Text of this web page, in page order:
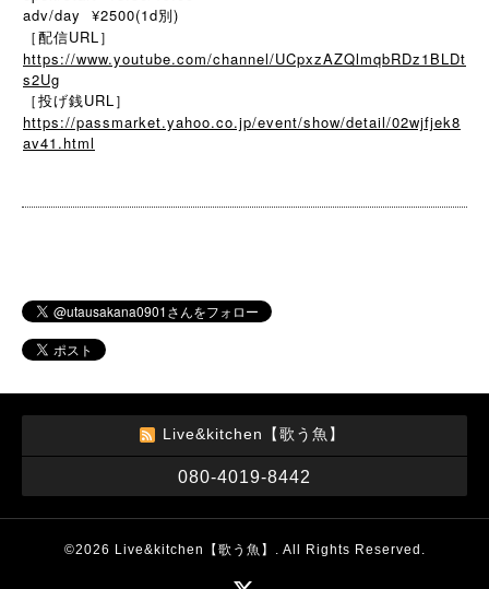
adv/day ¥2500(1d別)
［配信URL］
https://www.youtube.com/channel/UCpxzAZQlmqbRDz1BLDt
s2Ug
［投げ銭URL］
https://passmarket.yahoo.co.jp/event/show/detail/02wjfjek8
av41.html
Live&kitchen【歌う魚】
080-4019-8442
©2026 Live&kitchen【歌う魚】 . All Rights Reserved.